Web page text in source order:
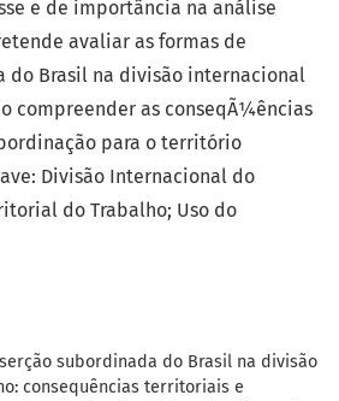
subordinada do Brasil na divisão
consequências territoriais e
e de importância na análise
avaliar as formas de
do Brasil na divisão internacional
compreender as conseqÃ¼ências
para o território
Divisão Internacional do
do Trabalho; Uso do